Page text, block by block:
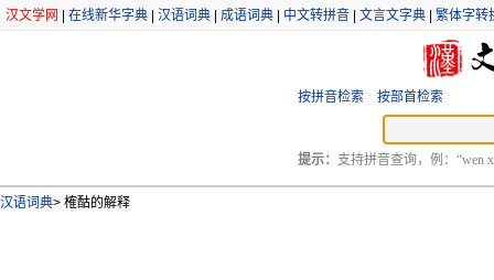
汉文学网 在线新华字典 汉语词典 成语词典 中文转拼音 文言文字典 繁体字转
按拼音检索 按部首检索
提示： 支持拼音查询，例：“wen
汉语词典> 榷酤的解释